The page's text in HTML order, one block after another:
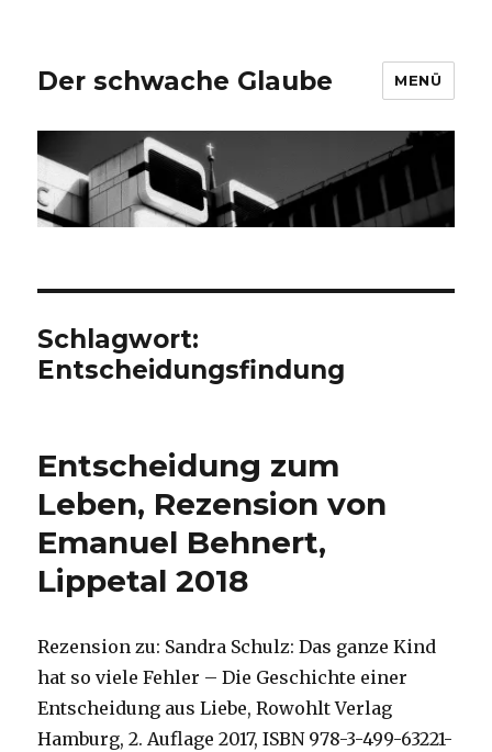
Der schwache Glaube MENÜ
Schlagwort:
Entscheidungsfindung
Entscheidung zum
Leben, Rezension von
Emanuel Behnert,
Lippetal 2018
Rezension zu: Sandra Schulz: Das ganze Kind
hat so viele Fehler – Die Geschichte einer
Entscheidung aus Liebe, Rowohlt Verlag
Hamburg, 2. Auflage 2017, ISBN 978-3-499-63221-